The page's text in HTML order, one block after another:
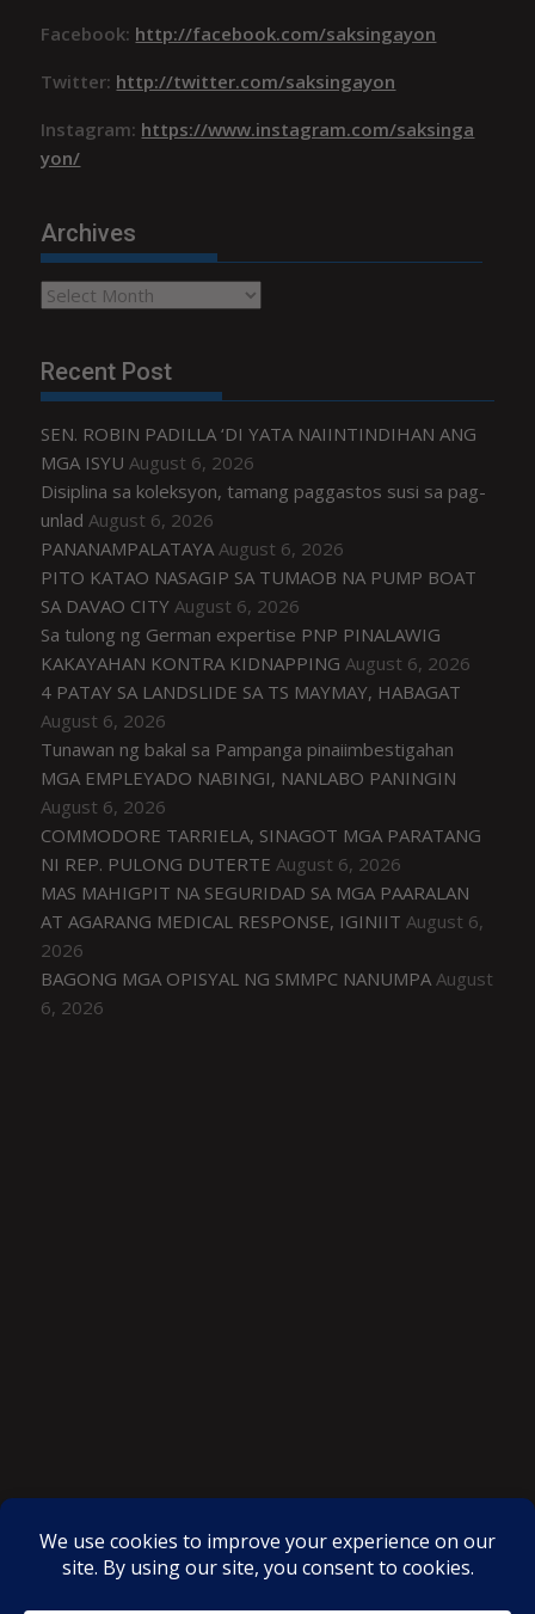
Facebook: http://facebook.com/saksingayon
Twitter: http://twitter.com/saksingayon
Instagram: https://www.instagram.com/saksinga
yon/
Archives
Archives
Recent Post
SEN. ROBIN PADILLA ‘DI YATA NAIINTINDIHAN ANG
MGA ISYU August 6, 2026
Disiplina sa koleksyon, tamang paggastos susi sa pag-
unlad August 6, 2026
PANANAMPALATAYA August 6, 2026
PITO KATAO NASAGIP SA TUMAOB NA PUMP BOAT
SA DAVAO CITY August 6, 2026
Sa tulong ng German expertise PNP PINALAWIG
KAKAYAHAN KONTRA KIDNAPPING August 6, 2026
4 PATAY SA LANDSLIDE SA TS MAYMAY, HABAGAT
August 6, 2026
Tunawan ng bakal sa Pampanga pinaiimbestigahan
MGA EMPLEYADO NABINGI, NANLABO PANINGIN
August 6, 2026
COMMODORE TARRIELA, SINAGOT MGA PARATANG
NI REP. PULONG DUTERTE August 6, 2026
MAS MAHIGPIT NA SEGURIDAD SA MGA PAARALAN
AT AGARANG MEDICAL RESPONSE, IGINIIT August 6,
2026
BAGONG MGA OPISYAL NG SMMPC NANUMPA August
6, 2026